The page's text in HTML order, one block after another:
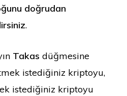
doğrudan
.
Takas düğmesine
istediğiniz kriptoyu,
istediğiniz kriptoyu